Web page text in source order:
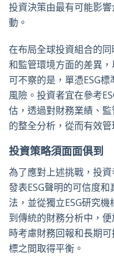
投資決策由最有可能影
動。
在布局全球投資組合的
和監管環境方面的差異
可不察的是，單憑ESG
風險。投資者宜在參考
估，透過對財務業績、
的整全分析，從而有效管
投資策略須面面俱到
為了應對上述挑戰，投
發表ESG聲明的可信度
法，並從獨立ESG研究
到傳統的財務分析中，
時考慮財務回報和長期
標之間取得平衡。